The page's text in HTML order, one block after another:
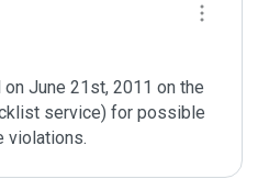
June 21st, 2011 on the
service) for possible